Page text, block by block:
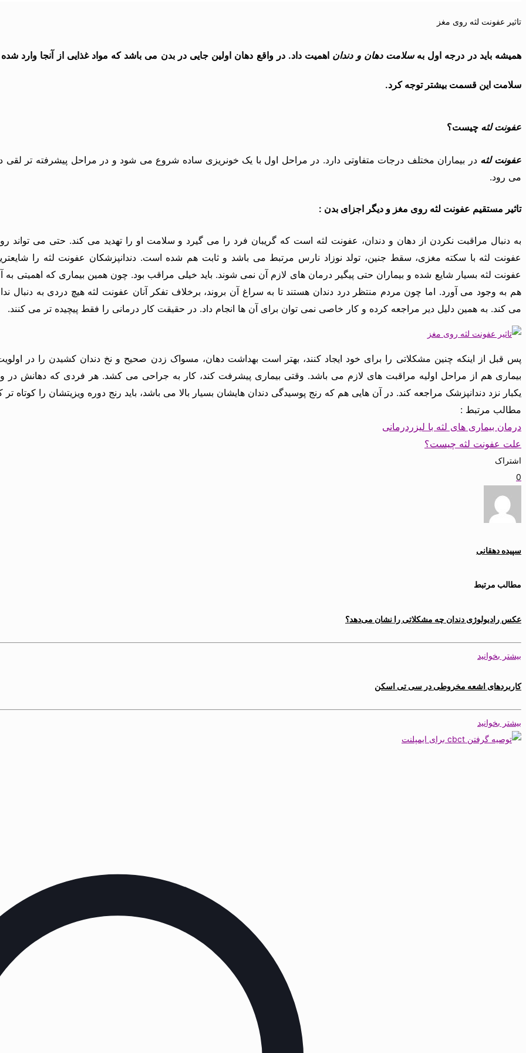
تاثیر عفونت لثه روی مغز
همیشه باید در درجه اول به سلامت دهان و دندان اهمیت داد. در واقع دهان اولین جایی در بدن می باشد که مواد غذایی از آنجا وارد
سلامت این قسمت بیشتر توجه کرد.
عفونت لثه چیست؟
عفونت لثه در بیماران مختلف درجات متفاوتی دارد. در مراحل اول با یک خونریزی ساده شروع می شود و در مراحل پیشرفته تر لقی
می رود.
تاثیر مستقیم عفونت لثه روی مغز و دیگر اجزای بدن :
به دنبال مراقبت نکردن از دهان و دندان، عفونت لثه است که گریبان فرد را می گیرد و سلامت او را تهدید می کند. حتی می
عفونت لثه با سکته مغزی، سقط جنین، تولد نوزاد نارس مرتبط می باشد و ثابت هم شده است. دندانپزشکان عفونت لثه را
عفونت لثه بسیار شایع شده و بیماران حتی پیگیر درمان های لازم آن نمی شوند. باید خیلی مراقب بود. چون همین بیماری که اهمیتی به
هم به وجود می آورد. اما چون مردم منتظر درد دندان هستند تا به سراغ آن بروند، برخلاف تفکر آنان عفونت لثه هیچ دردی به دنبال
می کند. به همین دلیل دیر مراجعه کرده و کار خاصی نمی توان برای آن ها انجام داد. در حقیقت کار درمانی را فقط پیچیده تر می کنند.
پس قبل از اینکه چنین مشکلاتی را برای خود ایجاد کنند، بهتر است بهداشت دهان، مسواک زدن صحیح و نخ دندان کشیدن را در
یکبار نزد دندانپزشک مراجعه کند. در آن هایی هم که رنج پوسیدگی دندان هایشان بسیار بالا می باشد، باید رنج دوره ویزیتشان را کوتاه تر
مطالب مرتبط :
درمان بیماری های لثه با لیزردرمانی
علت عفونت لثه چیست؟
اشتراک
0
سپیده دهقانی
مطالب مرتبط
عکس رادیولوژی دندان چه مشکلاتی را نشان می‌دهد؟
بیشتر بخوانید
کاربردهای اشعه مخروطی در سی تی اسکن
بیشتر بخوانید